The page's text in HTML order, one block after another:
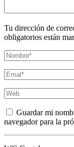
Tu dirección de
obligatorios están
Guardar mi
navegador para la